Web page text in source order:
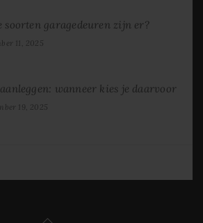
soorten garagedeuren zijn er?
11, 2025
wanneer kies je daarvoor
19, 2025